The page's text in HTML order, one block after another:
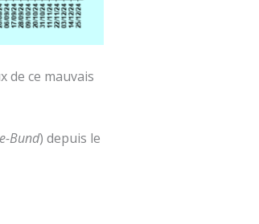
de ce mauvais
Bund) depuis le